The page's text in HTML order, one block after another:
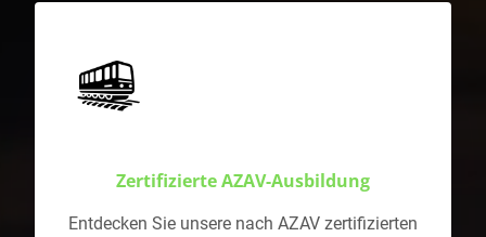
Zertifizierte AZAV-Ausbildung
Entdecken Sie unsere nach AZAV zertifizierten